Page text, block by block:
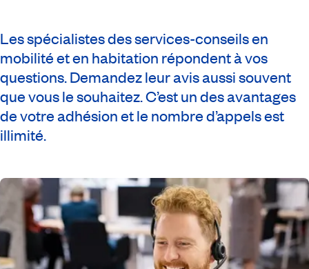
Les spécialistes des services-conseils en
mobilité et en habitation répondent à vos
questions. Demandez leur avis aussi souvent
que vous le souhaitez. C’est un des avantages
de votre adhésion et le nombre d’appels est
illimité.